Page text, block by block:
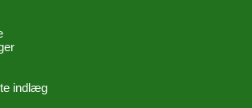
indlæg